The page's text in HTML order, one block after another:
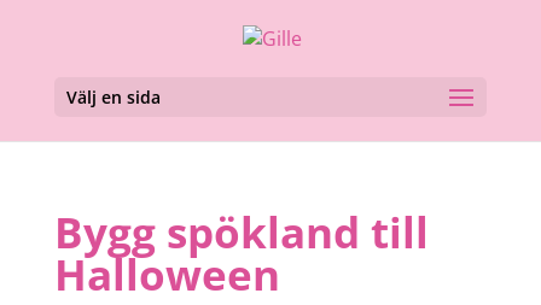
Välj en sida
Bygg spökland till
Halloween